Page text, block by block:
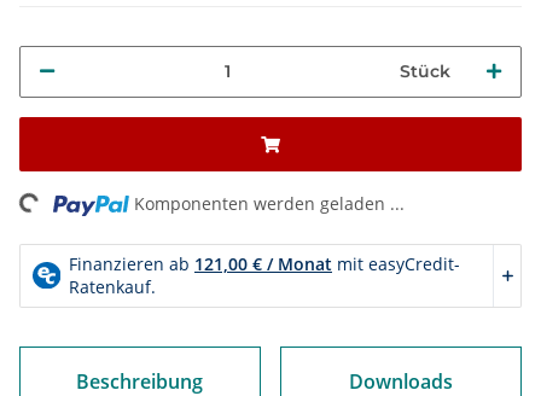
Stück
Komponenten werden geladen ...
Beschreibung Downloads